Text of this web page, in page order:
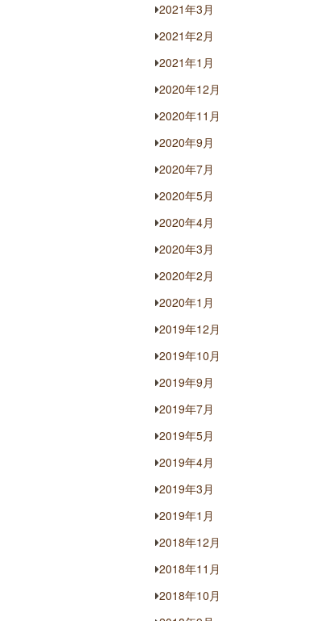
2021年3月
2021年2月
2021年1月
2020年12月
2020年11月
2020年9月
2020年7月
2020年5月
2020年4月
2020年3月
2020年2月
2020年1月
2019年12月
2019年10月
2019年9月
2019年7月
2019年5月
2019年4月
2019年3月
2019年1月
2018年12月
2018年11月
2018年10月